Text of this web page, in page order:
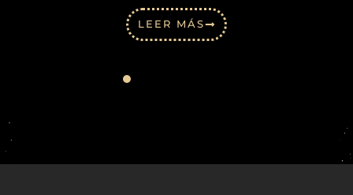
LEER MÁS